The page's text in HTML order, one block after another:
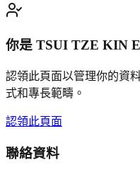
你是 TSUI TZE KIN
認領此頁面以管理你的資
式和專長範疇。
認領此頁面
聯絡資料